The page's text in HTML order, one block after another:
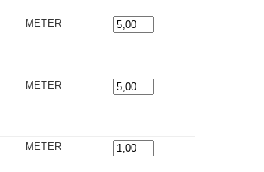
METER
METER
METER